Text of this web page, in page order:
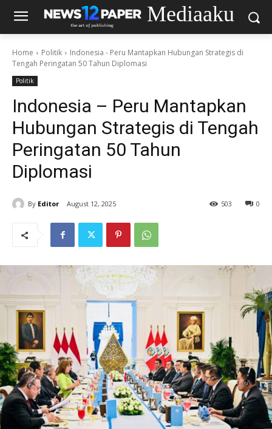
Mediaaku
Home Politik
Indonesia - Peru Mantapkan Hubungan Strategis di
Tengah Peringatan 50 Tahun Diplomasi
Politik
Indonesia – Peru Mantapkan
Hubungan Strategis di Tengah
Peringatan 50 Tahun
Diplomasi
By Editor August 12, 2025 0
503